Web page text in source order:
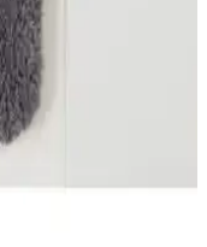
Dayanıklı ve
malzeme ve
görünüm sağlar.
alınmalı.